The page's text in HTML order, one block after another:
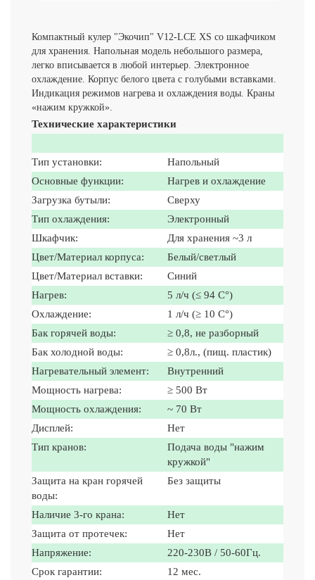
Компактный кулер "Экочип" V12-LCE XS со шкафчиком
для хранения. Напольная модель небольшого размера,
легко вписывается в любой интерьер. Электронное
охлаждение. Корпус белого цвета с голубыми вставками.
Индикация режимов нагрева и охлаждения воды. Краны
«нажим кружкой».
Технические характеристики
Тип установки:
Напольный
Основные функции:
Нагрев и охлаждение
Загрузка бутыли:
Сверху
Тип охлаждения:
Электронный
Шкафчик:
Для хранения ~3 л
Цвет/Материал корпуса:
Белый/светлый
Цвет/Материал вставки:
Синий
Нагрев:
5 л/ч (≤ 94 C°)
Охлаждение:
1 л/ч (≥ 10 C°)
Бак горячей воды:
≥ 0,8, не разборный
Бак холодной воды:
≥ 0,8л., (пищ. пластик)
Нагревательный элемент:
Внутренний
Мощность нагрева:
≥ 500 Вт
Мощность охлаждения:
~ 70 Вт
Дисплей:
Нет
Тип кранов:
Подача воды "нажим
кружкой"
Защита на кран горячей
воды:
Без защиты
Наличие 3-го крана:
Нет
Защита от протечек:
Нет
Напряжение:
220-230В / 50-60Гц.
Срок гарантии:
12 мес.